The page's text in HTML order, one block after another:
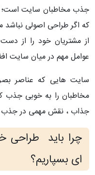
جذب مخاطبان سایت است؛
که اگر طراحی اصولی
از مشتریان خود را از
عوامل مهم در میان سایت
سایت هایی که عناصر
مخاطبان را به خوبی جذب
جذاب ، نقش مهمی در جذب
چرا باید طراحی
ای بسپاریم؟